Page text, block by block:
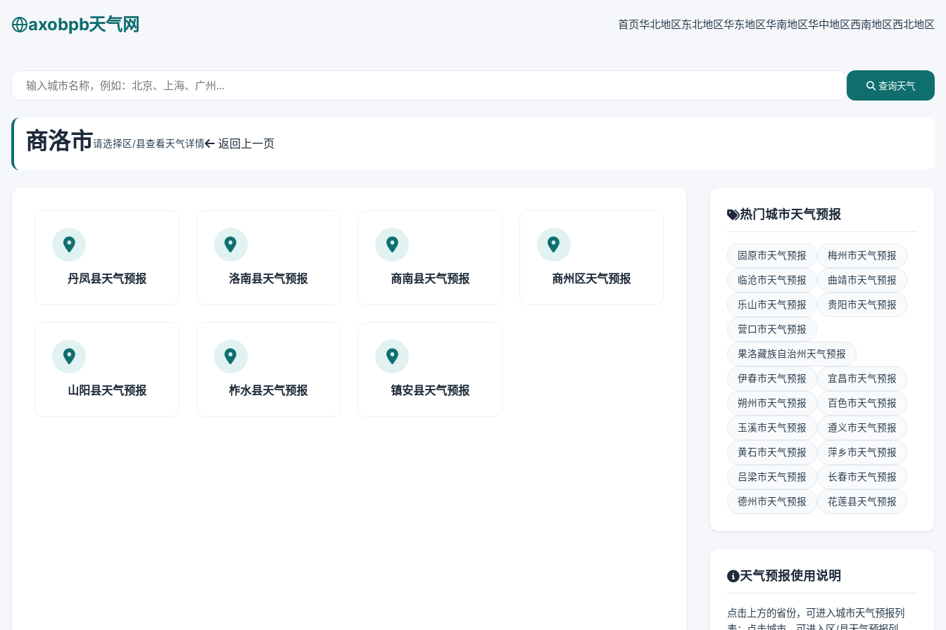
axobpb天气网 首页华北地区东北地区华东地区华南地区华中地区西南地区西北地区
查询天气
商洛市请选择区/县查看天气详情 返回上一页
丹凤县天气预报 洛南县天气预报 商南县天气预报 商州区天气预报
山阳县天气预报 柞水县天气预报 镇安县天气预报
热门城市天气预报
固原市天气预报 梅州市天气预报
临沧市天气预报 曲靖市天气预报
乐山市天气预报 贵阳市天气预报
营口市天气预报
果洛藏族自治州天气预报
伊春市天气预报 宜昌市天气预报
朔州市天气预报 百色市天气预报
玉溪市天气预报 遵义市天气预报
黄石市天气预报 萍乡市天气预报
吕梁市天气预报 长春市天气预报
德州市天气预报 花莲县天气预报
天气预报使用说明
点击上方的省份，可进入城市天气预报列